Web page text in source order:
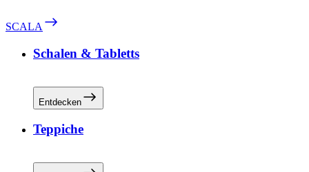
SCALA
Schalen & Tabletts
Entdecken
Teppiche